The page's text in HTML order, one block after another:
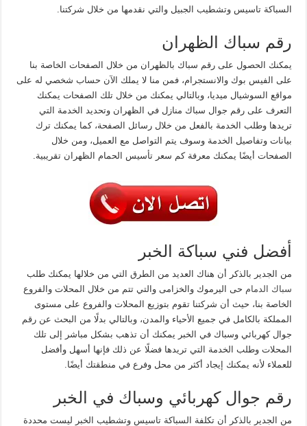
السباكة تاسيس وتشطيب الجبيل والتي نقدمها من خلال شركتنا.
رقم سباك الظهران
يمكنك الحصول على رقم سباك بالظهران من خلال الصفحات الخاصة بنا
على الفيس بوك والانستجرام، فمن منا لا يملك الآن حساب شخصي له على
مواقع السوشيال ميديا، وبالتالي يمكنك من خلال تلك الصفحات يمكنك
التعرف على رقم جوال سباك منازل في الظهران وتحديد الخدمة التي
تريدها وطلب الخدمة بالفعل من خلال رسائل الصفحة، كما يمكنك ترك
بيانات وتفاصيل الخدمة وسوف يتم التواصل مع العميل، ومن خلال
الصفحات أيضًا يمكنك معرفة كم سعر تأسيس الحمام الظهران تقريبية.
أفضل فني سباكة الخبر
من الجدير بالذكر أن هناك العديد من الطرق التي من خلالها يمكنك طلب
سباك الدمام حى اليرموك والخزامى والتي تتم من خلال المحلات والفروع
الخاصة بنا، حيث أن شركتنا تقوم بتوزيع المحلات والفروع على مستوى
المملكة بالكامل في جميع الأحياء والمدن، وبالتالي بدلًا من البحث عن رقم
جوال كهربائي وسباك في الخبر يمكنك أن تذهب بشكل مباشر إلى تلك
المحلات وطلب الخدمة التي تريدها فضلًا عن ذلك فإنها أسهل وأفضل
للعملاء لأنه يمكنك إيجاد أكثر من محل وفرع في منطقتك أيضًا.
رقم جوال كهربائي وسباك في الخبر
من الجدير بالذكر أن تكلفة السباكة تاسيس وتشطيب الخبر ليست محددة